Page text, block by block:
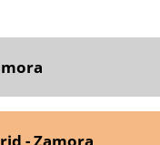
- Zamora